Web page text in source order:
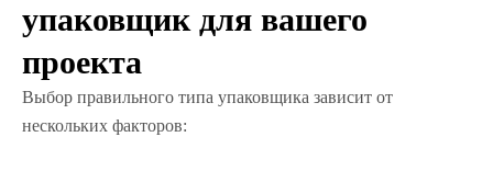
упаковщик для вашего
проекта
Выбор правильного типа упаковщика зависит от
нескольких факторов: